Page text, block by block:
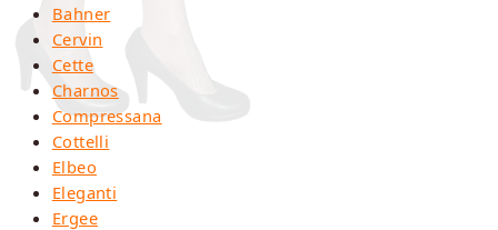
Bahner
Cervin
Cette
Charnos
Compressana
Cottelli
Elbeo
Eleganti
Ergee